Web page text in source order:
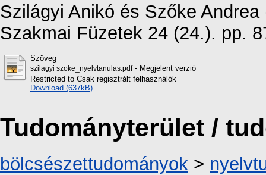
Szilágyi Anikó és Szőke Andrea
Szakmai Füzetek 24 (24.). pp.
Szöveg
szilagyi szoke_nyelvtanulas.pdf- Megjelent verzió
Restricted to Csak regisztrált felhasználók
Download (637kB)
Tudományterület /
bölcsészettudományok >